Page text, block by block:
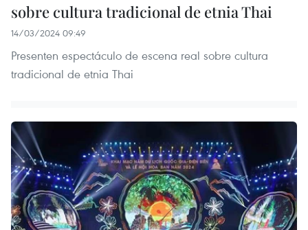
sobre cultura tradicional de etnia Thai
14/03/2024 09:49
Presenten espectáculo de escena real sobre cultura
tradicional de etnia Thai